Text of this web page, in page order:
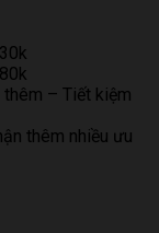
– Tiết kiệm
thêm nhiều ưu